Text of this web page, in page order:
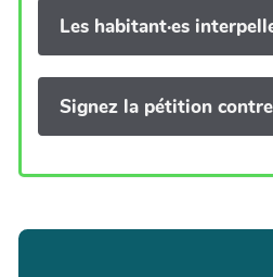
Les habitant·es
Signez la pétition